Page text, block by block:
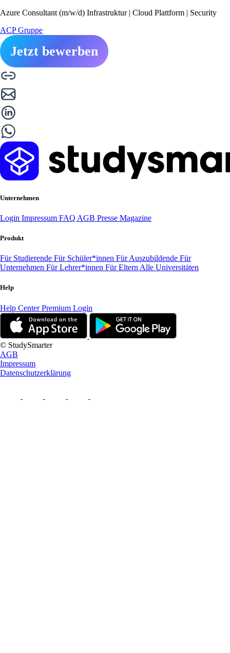
Azure Consultant (m/w/d) Infrastruktur | Cloud Plattform | Security
ACP Gruppe
Jetzt bewerben
Unternehmen
Login Impressum FAQ AGB Presse Magazine
Produkt
Für Studierende Für Schüler*innen Für Auszubildende Für
Unternehmen Für Lehrer*innen Für Eltern Alle Universitäten
Help
Help CenterPremium Login
© StudySmarter
AGB
Impressum
Datenschutzerklärung